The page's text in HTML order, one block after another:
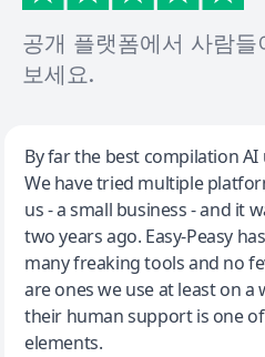
공개 플랫폼에서 사람
보세요.
Jeff Wilson
By far the best compilation AI
By far the best compilation
We have tried multiple
us - a small business - and it
two years ago. Easy-Peasy
many freaking tools and no
are ones we use at least on a
their human support is one
elements.